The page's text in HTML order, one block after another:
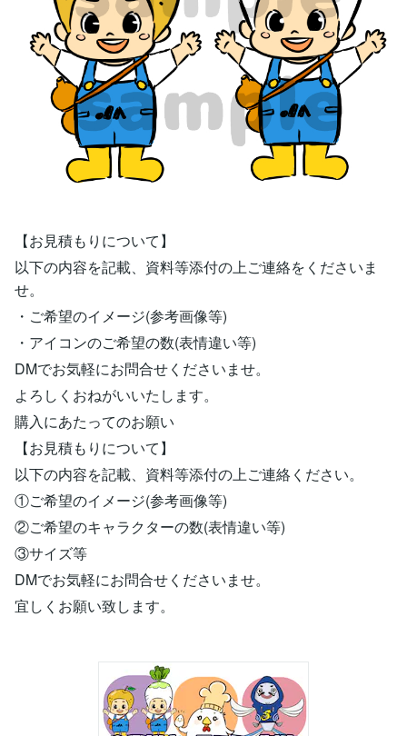
【お見積もりについて】
以下の内容を記載、資料等添付の上ご連絡をくださいま
せ。
・ご希望のイメージ(参考画像等)
・アイコンのご希望の数(表情違い等)
DMでお気軽にお問合せくださいませ。
よろしくおねがいいたします。
購入にあたってのお願い
【お見積もりについて】
以下の内容を記載、資料等添付の上ご連絡ください。
①ご希望のイメージ(参考画像等)
②ご希望のキャラクターの数(表情違い等)
③サイズ等
DMでお気軽にお問合せくださいませ。
宜しくお願い致します。